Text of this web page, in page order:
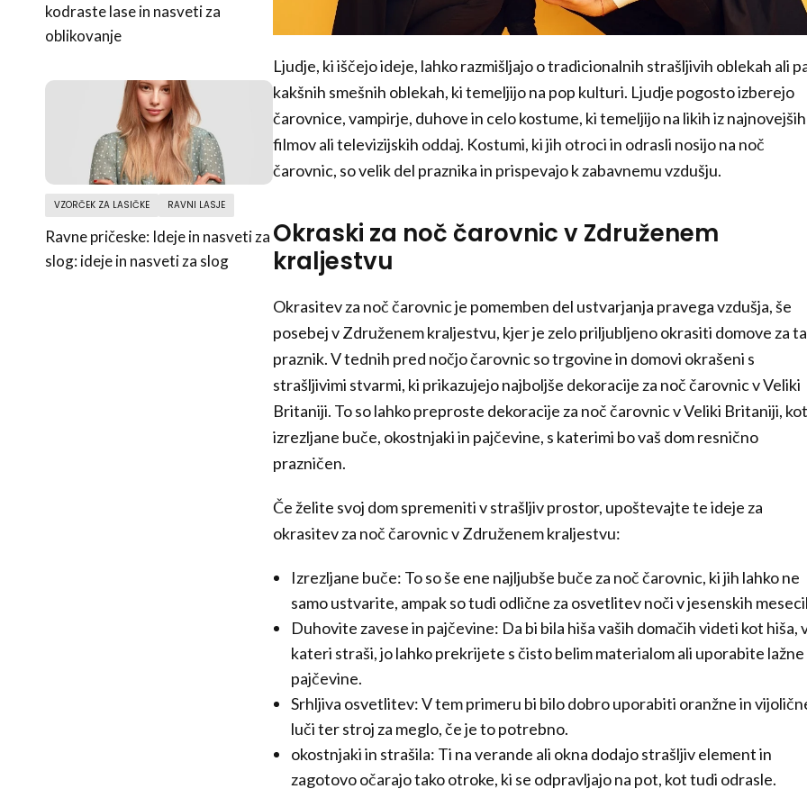
kodraste lase in nasveti za
oblikovanje
VZORČEK ZA LASIČKE RAVNI LASJE
Ravne pričeske: Ideje in nasveti za
slog: ideje in nasveti za slog
Ljudje, ki iščejo ideje, lahko razmišljajo o tradicionalnih strašljivih oblekah ali
kakšnih smešnih oblekah, ki temeljijo na pop kulturi. Ljudje pogosto izberejo
čarovnice, vampirje, duhove in celo kostume, ki temeljijo na likih iz najnovejših
filmov ali televizijskih oddaj. Kostumi, ki jih otroci in odrasli nosijo na noč
čarovnic, so velik del praznika in prispevajo k zabavnemu vzdušju.
Okraski za noč čarovnic v Združenem
kraljestvu
Okrasitev za noč čarovnic je pomemben del ustvarjanja pravega vzdušja, še
posebej v Združenem kraljestvu, kjer je zelo priljubljeno okrasiti domove za ta
praznik. V tednih pred nočjo čarovnic so trgovine in domovi okrašeni s
strašljivimi stvarmi, ki prikazujejo najboljše dekoracije za noč čarovnic v Veliki
Britaniji. To so lahko preproste dekoracije za noč čarovnic v Veliki Britaniji,
izrezljane buče, okostnjaki in pajčevine, s katerimi bo vaš dom resnično
prazničen.
Če želite svoj dom spremeniti v strašljiv prostor, upoštevajte te ideje za
okrasitev za noč čarovnic v Združenem kraljestvu:
Izrezljane buče: To so še ene najljubše buče za noč čarovnic, ki jih lahko ne
samo ustvarite, ampak so tudi odlične za osvetlitev noči v jesenskih
Duhovite zavese in pajčevine: Da bi bila hiša vaših domačih videti kot hiša,
kateri straši, jo lahko prekrijete s čisto belim materialom ali uporabite lažne
pajčevine.
Srhljiva osvetlitev: V tem primeru bi bilo dobro uporabiti oranžne in
luči ter stroj za meglo, če je to potrebno.
okostnjaki in strašila: Ti na verande ali okna dodajo strašljiv element in
zagotovo očarajo tako otroke, ki se odpravljajo na pot, kot tudi odrasle.